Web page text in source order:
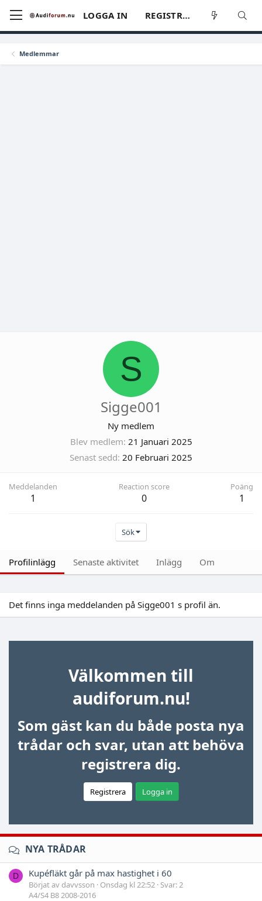
LOGGA IN REGISTRERA
Medlemmar
S
Sigge001
Ny medlem
Blev medlem 21 Januari 2025
Senast sedd 20 Februari 2025
Meddelanden
1
Reaction score
0
Poäng
1
Sök
Profilinlägg Senaste aktivitet Inlägg Om
Det finns inga meddelanden på Sigge001 s profil än.
Välkommen till
audiforum.nu!
Som gäst kan du både posta nya
trådar och svar, utan att behöva
registrera dig.
Registrera Logga in
NYA TRÅDAR
D Kupéfläkt går på max hastighet i 60
Börjat av davvsson Onsdag kl 22:52 Svar: 2
A4/S4 B8 2008-2016